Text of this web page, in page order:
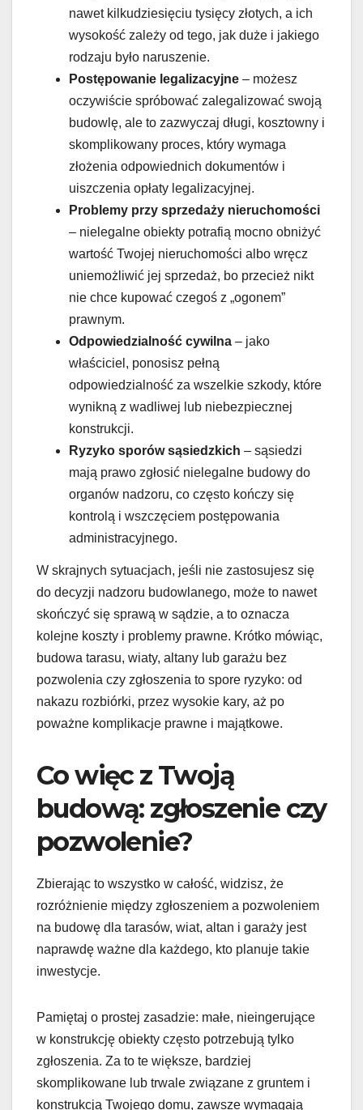
nawet kilkudziesięciu tysięcy złotych, a ich
wysokość zależy od tego, jak duże i jakiego
rodzaju było naruszenie.
Postępowanie legalizacyjne – możesz
oczywiście spróbować zalegalizować swoją
budowlę, ale to zazwyczaj długi, kosztowny i
skomplikowany proces, który wymaga
złożenia odpowiednich dokumentów i
uiszczenia opłaty legalizacyjnej.
Problemy przy sprzedaży nieruchomości
– nielegalne obiekty potrafią mocno obniżyć
wartość Twojej nieruchomości albo wręcz
uniemożliwić jej sprzedaż, bo przecież nikt
nie chce kupować czegoś z „ogonem”
prawnym.
Odpowiedzialność cywilna – jako
właściciel, ponosisz pełną
odpowiedzialność za wszelkie szkody, które
wynikną z wadliwej lub niebezpiecznej
konstrukcji.
Ryzyko sporów sąsiedzkich – sąsiedzi
mają prawo zgłosić nielegalne budowy do
organów nadzoru, co często kończy się
kontrolą i wszczęciem postępowania
administracyjnego.
W skrajnych sytuacjach, jeśli nie zastosujesz się
do decyzji nadzoru budowlanego, może to nawet
skończyć się sprawą w sądzie, a to oznacza
kolejne koszty i problemy prawne. Krótko mówiąc,
budowa tarasu, wiaty, altany lub garażu bez
pozwolenia czy zgłoszenia to spore ryzyko: od
nakazu rozbiórki, przez wysokie kary, aż po
poważne komplikacje prawne i majątkowe.
Co więc z Twoją
budową: zgłoszenie czy
pozwolenie?
Zbierając to wszystko w całość, widzisz, że
rozróżnienie między zgłoszeniem a pozwoleniem
na budowę dla tarasów, wiat, altan i garaży jest
naprawdę ważne dla każdego, kto planuje takie
inwestycje.
Pamiętaj o prostej zasadzie: małe, nieingerujące
w konstrukcję obiekty często potrzebują tylko
zgłoszenia. Za to te większe, bardziej
skomplikowane lub trwale związane z gruntem i
konstrukcją Twojego domu, zawsze wymagają